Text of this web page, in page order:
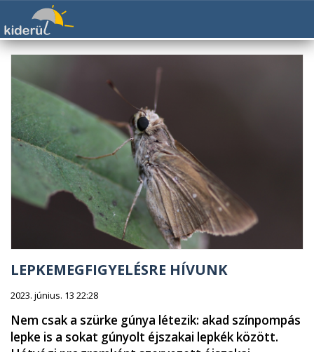
LEPKEMEGFIGYELÉSRE HÍVUNK
2023. június. 13 22:28
Nem csak a szürke gúnya létezik: akad színpompás
lepke is a sokat gúnyolt éjszakai lepkék között.